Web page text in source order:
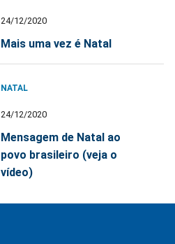
24/12/2020
Mais uma vez é Natal
NATAL
24/12/2020
Mensagem de Natal ao
povo brasileiro (veja o
vídeo)